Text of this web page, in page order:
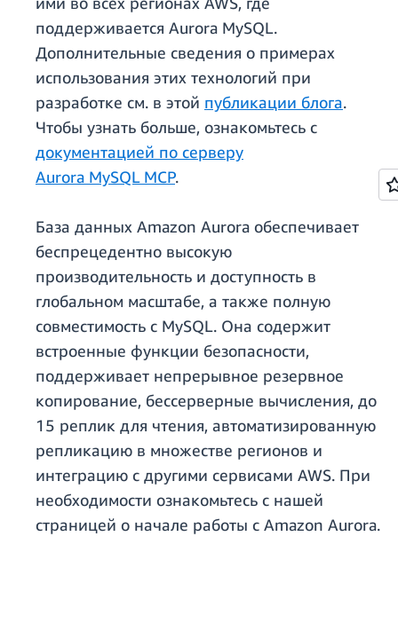
поддерживается Aurora MySQL.
Дополнительные сведения о примерах
использования этих технологий при
разработке см. в этой публикации блога.
Чтобы узнать больше, ознакомьтесь с
документацией по серверу
Aurora MySQL MCP.
База данных Amazon Aurora обеспечивает
беспрецедентно высокую
производительность и доступность в
глобальном масштабе, а также полную
совместимость с MySQL. Она содержит
встроенные функции безопасности,
поддерживает непрерывное резервное
копирование, бессерверные вычисления, до
15 реплик для чтения, автоматизированную
репликацию в множестве регионов и
интеграцию с другими сервисами AWS. При
необходимости ознакомьтесь с нашей
страницей о начале работы с Amazon Aurora.